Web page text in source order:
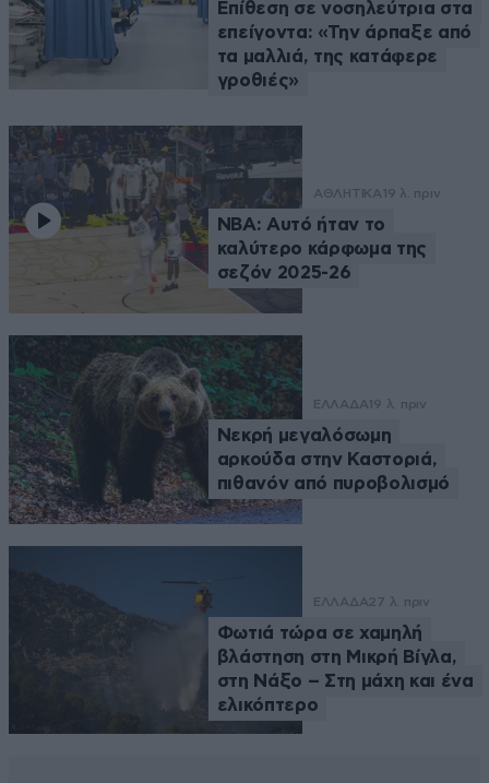
Επίθεση σε νοσηλεύτρια στα
επείγοντα: «Την άρπαξε από
τα μαλλιά, της κατάφερε
γροθιές»
ΑΘΛΗΤΙΚΑ 19 λ. πριν
NBA: Αυτό ήταν το
καλύτερο κάρφωμα της
σεζόν 2025-26
ΕΛΛΑΔΑ 19 λ. πριν
Νεκρή μεγαλόσωμη
αρκούδα στην Καστοριά,
πιθανόν από πυροβολισμό
ΕΛΛΑΔΑ27 λ. πριν
Φωτιά τώρα σε χαμηλή
βλάστηση στη Μικρή Βίγλα,
στη Νάξο – Στη μάχη και ένα
ελικόπτερο